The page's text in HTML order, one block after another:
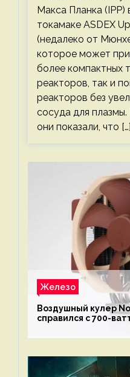
Макса Планка
токамаке ASDEX
(недалеко от
которое может
более компактных
реакторов, так и
реакторов без
сосуда для
они показали, что […]
Железо
Воздушный кулер
справился с 700-